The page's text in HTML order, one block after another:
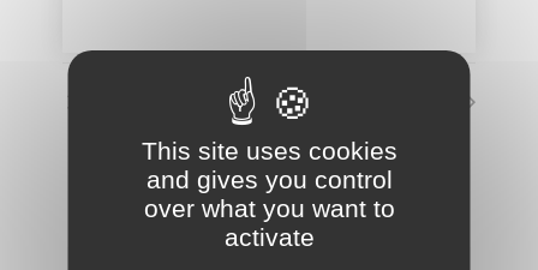
Roulage S.O.S. Rodéo
VOIR LE CALENDRIER COMPLET
This site uses cookies
and gives you control
over what you want to
activate